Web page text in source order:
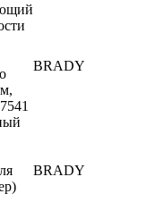
BRADY
BRADY